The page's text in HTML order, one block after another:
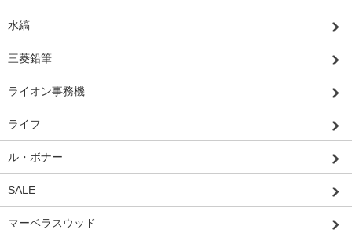
水縞
三菱鉛筆
ライオン事務機
ライフ
ル・ボナー
SALE
マーベラスウッド